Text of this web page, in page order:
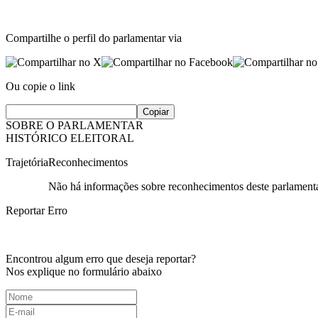
Compartilhe o perfil do parlamentar via
Ou copie o link
Copiar
SOBRE O PARLAMENTAR
HISTÓRICO ELEITORAL
TrajetóriaReconhecimentos
Não há informações sobre reconhecimentos deste
Reportar Erro
Encontrou algum erro que deseja reportar?
Nos explique no formulário abaixo